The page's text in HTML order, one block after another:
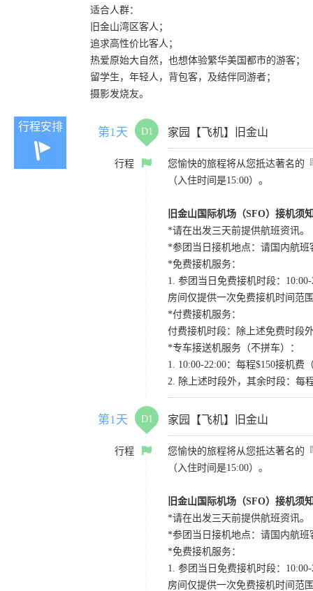
适合人群：
旧金山湾区客人；
追求高性价比客人；
热爱原始大自然，也想体验繁华美国都市的游客；
留学生，年轻人，背包客，及结伴同游者；
摄影发烧友。
行程安排 第1天 D1 家园【飞机】旧金山
行程
您愉快的旅程将从您抵达著名的
（入住时间是15:00）。
旧金山国际机场（SFO）接机须
*请在出发三天前提供航班资讯。
*参团当日接机地点：请国内航班
*免费接机服务：
1. 参团当日免费接机时段：
房间仅提供一次免费接机时间范
*付费接机服务：
付费接机时段：除上述免费时段
*专车接送机服务（不拼车）：
1. 10:00-22:00：每程$150接机
2. 除上述时段外，其余时段：每
第1天 D1 家园【飞机】旧金山
行程
您愉快的旅程将从您抵达著名的
（入住时间是15:00）。
旧金山国际机场（SFO）接机须
*请在出发三天前提供航班资讯。
*参团当日接机地点：请国内航班
*免费接机服务：
1. 参团当日免费接机时段：
房间仅提供一次免费接机时间范